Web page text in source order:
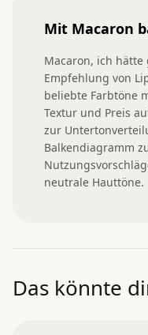
Mit Macaron
Macaron, ich
Empfehlung von
beliebte Farbtöne
Textur und Preis
zur
Balkendiagramm
neutrale Hauttöne.
Das könnte